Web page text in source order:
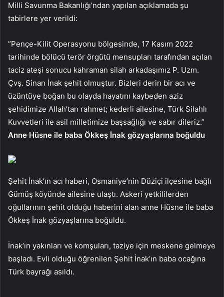
Milli Savunma Bakanlığı’ndan yapılan açıklamada şu
tabirlere yer verildi:
”Pençe-Kilit Operasyonu bölgesinde, 17 Kasım 2022
tarihinde bölücü terör örgütü mensupları tarafından açılan
taciz ateşi sonucu kahraman silah arkadaşımız P. Uzm.
Çvş. Sinan İnak şehit olmuştur. Bizleri derin bir acı ve
üzüntüye boğan bu olayda hayatını kaybeden aziz
şehidimize Allah’tan rahmet; kederli ailesine, Türk Silahlı
Kuvvetleri ile asil milletimize başsağlığı ve sabır dileriz.”
Anne Hüsne ile baba Ökkeş İnak gözyaşlarına boğuldu
Şehit İnak’ın acı haberi, Osmaniye’nin Düziçi ilçesine bağlı
Gümüş köyünde ailesine ulaştı. Askeri yetkililerden
oğullarının şehit olduğu haberini alan anne Hüsne ile baba
Ökkeş İnak gözyaşlarına boğuldu.
İnak’ın yakınları ve komşuları, taziye için meskene gelmeye
başladı. Evli olduğu öğrenilen Şehit İnak’ın baba ocağına
Türk bayrağı asıldı.